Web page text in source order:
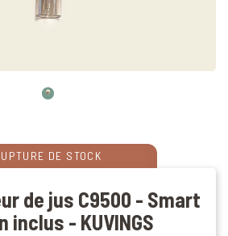
DE STOCK
de jus C9500 - Smart
inclus - KUVINGS